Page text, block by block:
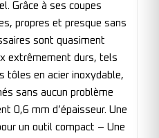
Grâce à ses coupes
propres et presque sans
sont quasiment
extrêmement durs, tels
tôles en acier inoxydable,
sans aucun problème
0,6 mm d’épaisseur. Une
un outil compact – Une